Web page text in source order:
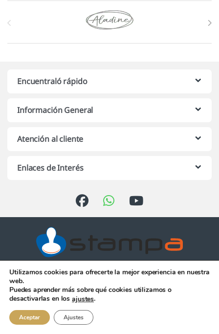
Marcas De Carrusel
Encuentraló rápido
Información General
Atención al cliente
Enlaces de Interés
Atención telefónica de 10:00 h.
956 344 058
Utilizamos cookies para ofrecerte la mejor experiencia en nuestra
web.
Puedes aprender más sobre qué cookies utilizamos o
desactivarlas en losajustes.
Aceptar Ajustes